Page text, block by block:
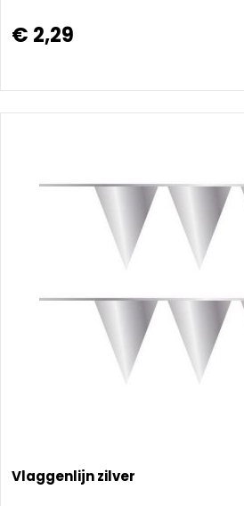
€ 2,29
Vlaggenlijn zilver